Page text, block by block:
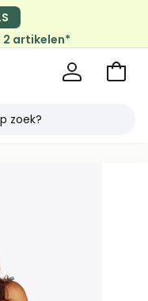
artikelen*
Naar